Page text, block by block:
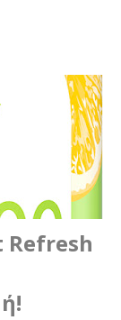
Refresh